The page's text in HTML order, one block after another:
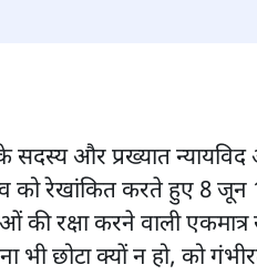
सदस्य और प्रख्यात न्यायविद
को रेखांकित करते हुए 8
की रक्षा करने वाली
भी छोटा क्यों न हो, को